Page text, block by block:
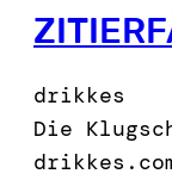
drikkes
Die